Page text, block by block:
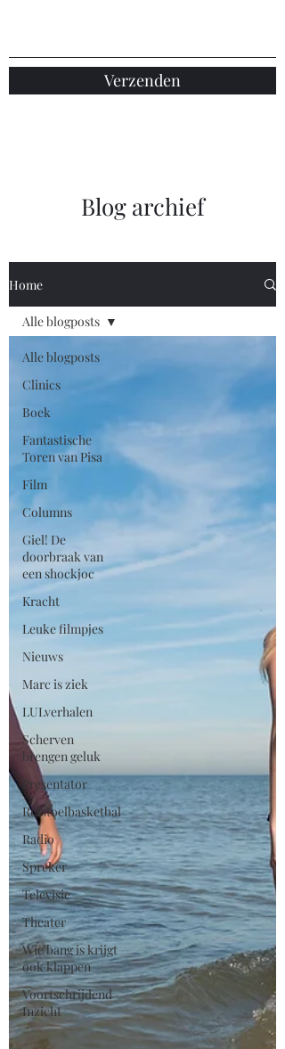
Verzenden
Blog archief
Home
Alle blogposts
Clinics
Boek
Fantastische
Toren van Pisa
Film
Columns
Giel! De
doorbraak van
een shockjoc
Kracht
Leuke filmpjes
Nieuws
Marc is ziek
LULverhalen
Scherven
brengen geluk
Presentator
Rolstoelbasketbal
Radio
Spreker
Televisie
Theater
Wie bang is krijgt
ook klappen
Voortschrijdend
Inzicht
Alle blogposts